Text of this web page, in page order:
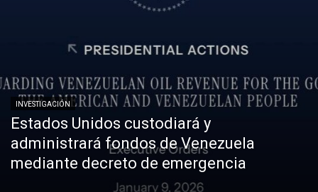
INVESTIGACIÓN
Estados Unidos custodiará y
administrará fondos de Venezuela
mediante decreto de emergencia